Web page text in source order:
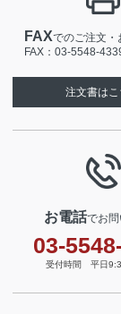
FAXでのご注文・
FAX：03-5548-
注文書はこ
お電話でお
03-
受付時間 平日